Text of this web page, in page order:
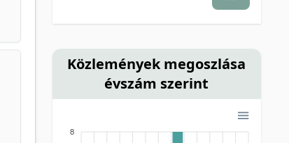
Közlemények megoszlása
évszám szerint
8